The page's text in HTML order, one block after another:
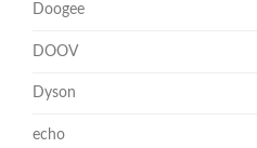
Doogee
DOOV
Dyson
echo